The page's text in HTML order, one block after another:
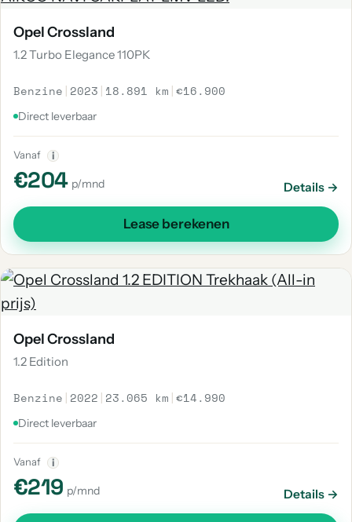
Opel Crossland
1.2 Turbo Elegance 110PK
Benzine | 2023 | 18.891 km |€16.900
Direct leverbaar
Vanaf i
€204 p/mnd Details →
Lease berekenen
Opel Crossland
1.2 Edition
Benzine | 2022 | 23.065 km |€14.990
Direct leverbaar
Vanaf i
€219 p/mnd Details →